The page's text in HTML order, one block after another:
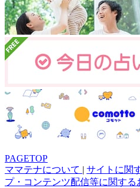
PAGETOP
ママテナについて | サイトに関
プ・コンテンツ配信等に関する